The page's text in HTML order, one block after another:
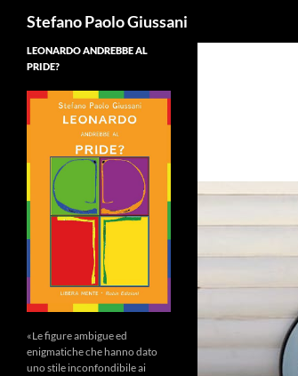
Stefano Paolo Giussani
LEONARDO ANDREBBE AL
PRIDE?
«Le figure ambigue ed
enigmatiche che hanno dato
uno stile inconfondibile ai